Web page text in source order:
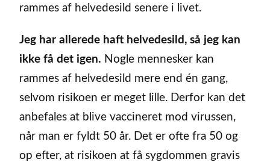
rammes af helvedesild senere i livet.
Jeg har allerede haft helvedesild, så jeg kan
ikke få det igen. Nogle mennesker kan
rammes af helvedesild mere end én gang,
selvom risikoen er meget lille. Derfor kan det
anbefales at blive vaccineret mod virussen,
når man er fyldt 50 år. Det er ofte fra 50 og
op efter, at risikoen at få sygdommen gravis